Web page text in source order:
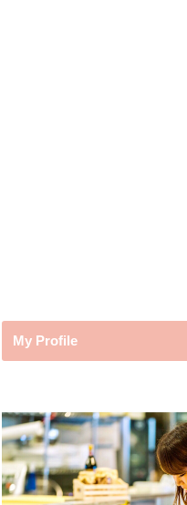
My Profile